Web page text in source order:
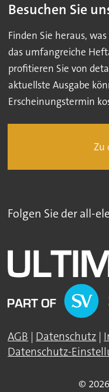
Besuchen Sie
Finden Sie heraus,
das umfangreiche
profitieren Sie von
aktuellste Ausgabe
Erscheinungstermin
Zu
Folgen Sie der all-
AGB | Datenschutz |
Datenschutz-
©